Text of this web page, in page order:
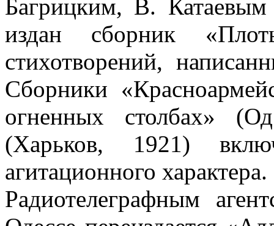
Багрицким, В.
издан сборник
стихотворений,
Сборники
огненных столбах»
(Харьков, 1921)
агитационного
Радиотелеграфным